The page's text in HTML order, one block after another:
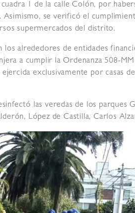
1 de la calle Colón, por
se verificó el
supermercados del distrito.
alrededores de entidades
a cumplir la Ordenanza 508-
exclusivamente por casas
las veredas de los parques
López de Castilla, Carlos